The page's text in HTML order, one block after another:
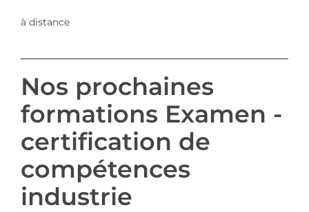
à distance
Nos prochaines
formations Examen -
certification de
compétences
industrie